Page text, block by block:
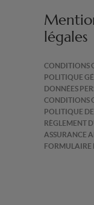
légales
CONDITIONS
POLITIQUE
DONNÉES
CONDITIONS
POLITIQUE
RÈGLEMENT
ASSURANCE
FORMULAIRE